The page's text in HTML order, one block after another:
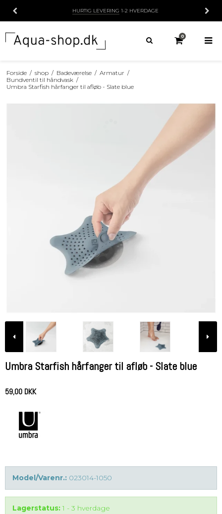
HURTIG LEVERING 1-2 HVERDAGE
0
Forside / shop / Badeværelse / Armatur /
Bundventil til håndvask /
Umbra Starfish hårfanger til afløb - Slate blue
Umbra Starfish hårfanger til afløb - Slate blue
59,00 DKK
Model/Varenr.: 023014-1050
Lagerstatus: 1 - 3 hverdage